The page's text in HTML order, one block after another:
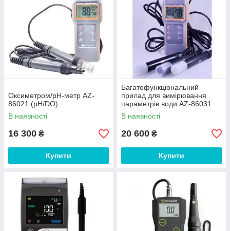
Оксиметром/pH-метр AZ-
86021 (pH/DO)
В наявності
16 300 ₴
Купити
Багатофункціональний
прилад для вимірювання
параметрів води AZ-86031.
В наявності
20 600 ₴
Купити